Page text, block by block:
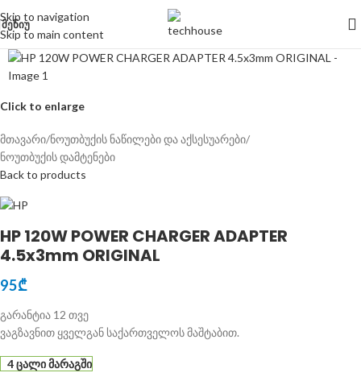
Skip to navigation
Skip to main content
ᲛᲔᲜᲘᲣ
Click to enlarge
მთავარი/ნოუთბუქის ნაწილები და აქსესუარები/
ნოუთბუქის დამტენები
Back to products
HP 120W POWER CHARGER ADAPTER
4.5x3mm ORIGINAL
95₾
გარანტია 12 თვე
ვაგზავნით ყველგან საქართველოს მაშტაბით.
4 ცალი მარაგში